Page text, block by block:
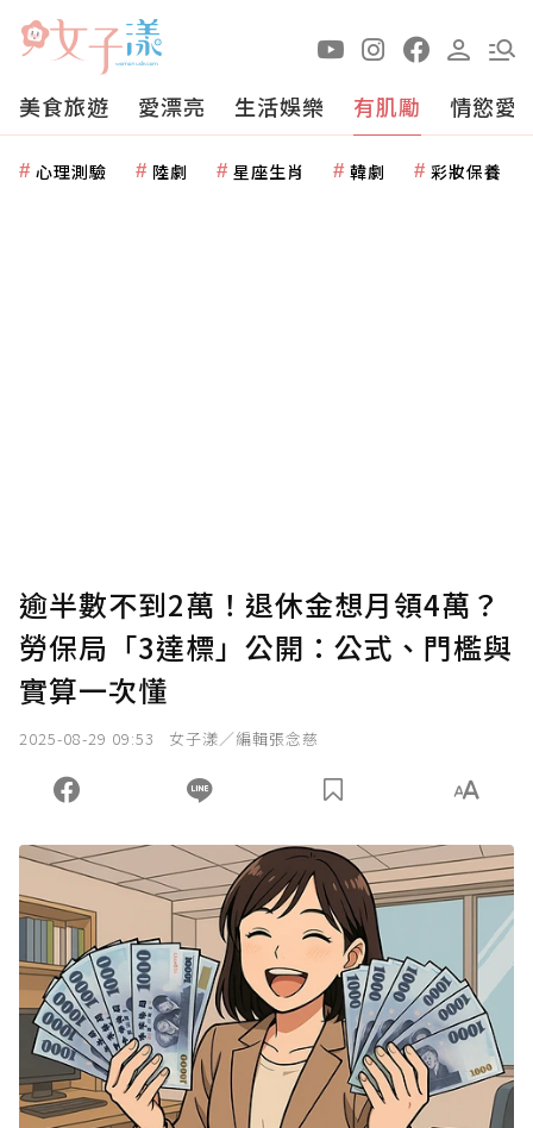
美食旅遊 愛漂亮 生活娛樂 有肌勵 情慾愛
心理測驗 陸劇 星座生肖 韓劇 彩妝保養
逾半數不到2萬！退休金想月領4萬？
勞保局「3達標」公開：公式、門檻與
實算一次懂
2025-08-29 09:53 女子漾／編輯張念慈